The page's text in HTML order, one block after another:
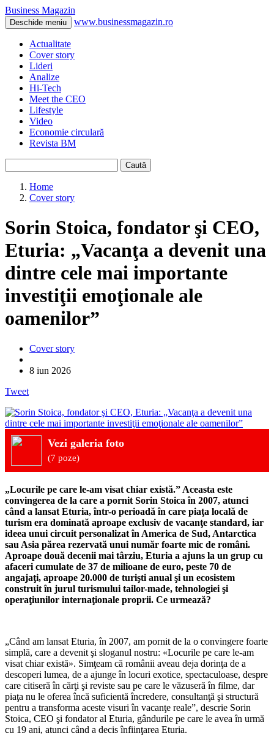
Business Magazin
Deschide meniu www.businessmagazin.ro
Actualitate
Cover story
Lideri
Analize
Hi-Tech
Meet the CEO
Lifestyle
Video
Economie circulară
Revista BM
Caută
Home
Cover story
Sorin Stoica, fondator şi CEO,
Eturia: „Vacanţa a devenit una
dintre cele mai importante
investiţii emoţionale ale
oamenilor”
Cover story
8 iun 2026
Tweet
Vezi galeria foto
(7 poze)
„Locurile pe care le-am visat chiar există.” Aceasta este
convingerea de la care a pornit Sorin Stoica în 2007, atunci
când a lansat Eturia, într-o perioadă în care piaţa locală de
turism era dominată aproape exclusiv de vacanţe standard, iar
ideea unui circuit personalizat în America de Sud, Antarctica
sau Asia părea rezervată unui număr foarte mic de români.
Aproape două decenii mai târziu, Eturia a ajuns la un grup cu
afaceri cumulate de 37 de milioane de euro, peste 70 de
angajaţi, aproape 20.000 de turişti anual şi un ecosistem
construit în jurul turismului tailor-made, tehnologiei şi
operaţiunilor internaţionale proprii. Ce urmează?
„Când am lansat Eturia, în 2007, am pornit de la o convingere foarte
simplă, care a devenit şi sloganul nostru: «Locurile pe care le-am
visat chiar există». Simţeam că românii aveau deja dorinţa de a
descoperi lumea, de a ajunge în locuri exotice, spectaculoase, despre
care citiseră în cărţi şi reviste sau pe care le văzuseră în filme, dar
piaţa nu le oferea încă suficientă încredere, consultanţă şi structură
pentru a transforma aceste visuri în vacanţe reale”, descrie Sorin
Stoica, CEO şi fondator al Eturia, gândurile pe care le avea în urmă
cu 19 ani, atunci când a decis înfiinţarea Eturia.